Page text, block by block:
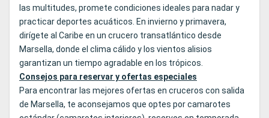
las multitudes, promete condiciones ideales para nadar y
practicar deportes acuáticos. En invierno y primavera,
dirígete al Caribe en un crucero transatlántico desde
Marsella, donde el clima cálido y los vientos alisios
garantizan un tiempo agradable en los trópicos.
Consejos para reservar y ofertas especiales
Para encontrar las mejores ofertas en cruceros con salida
de Marsella, te aconsejamos que optes por camarotes